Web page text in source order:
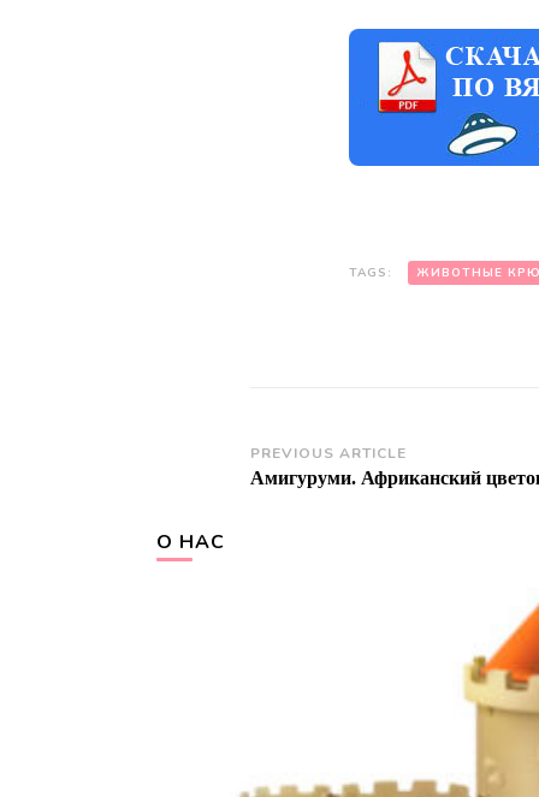
TAGS: ЖИВОТНЫЕ
Post
Navigation
PREVIOUS ARTICLE
Амигуруми. Африканский
О НАС